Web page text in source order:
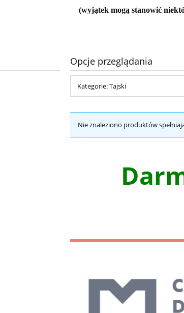
(wyjątek mogą stanowić
Opcje przeglądania
Kategorie: Tajski
Nie znaleziono produktów